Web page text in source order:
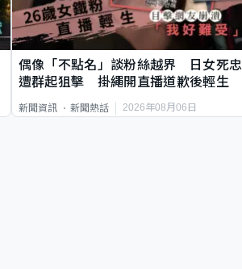
偶像「不點名」談粉絲越界 日女死忠
遭群起狙擊 掛繩開直播道歉後輕生
新聞資訊 新聞熱話 2026年08月06日